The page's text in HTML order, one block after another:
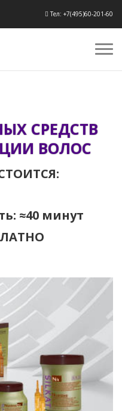
Тел: +7(495)60-201-60
СРЕДСТВ
ВОЛОС
≈40 минут